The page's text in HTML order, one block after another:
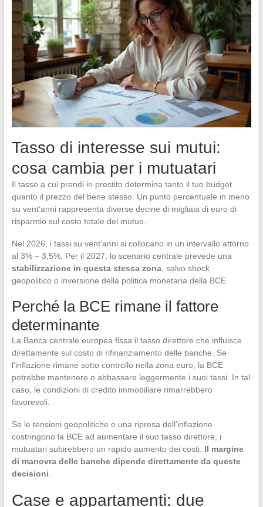
Tasso di interesse sui mutui:
cosa cambia per i mutuatari
Il tasso a cui prendi in prestito determina tanto il tuo budget
quanto il prezzo del bene stesso. Un punto percentuale in meno
su vent’anni rappresenta diverse decine di migliaia di euro di
risparmio sul costo totale del mutuo.
Nel 2026, i tassi su vent’anni si collocano in un intervallo attorno
al 3% – 3,5%. Per il 2027, lo scenario centrale prevede una
stabilizzazione in questa stessa zona, salvo shock
geopolitico o inversione della politica monetaria della BCE.
Perché la BCE rimane il fattore
determinante
La Banca centrale europea fissa il tasso direttore che influisce
direttamente sul costo di rifinanziamento delle banche. Se
l’inflazione rimane sotto controllo nella zona euro, la BCE
potrebbe mantenere o abbassare leggermente i suoi tassi. In tal
caso, le condizioni di credito immobiliare rimarrebbero
favorevoli.
Se le tensioni geopolitiche o una ripresa dell’inflazione
costringono la BCE ad aumentare il suo tasso direttore, i
mutuatari subirebbero un rapido aumento dei costi. Il margine
di manovra delle banche dipende direttamente da queste
decisioni.
Case e appartamenti: due